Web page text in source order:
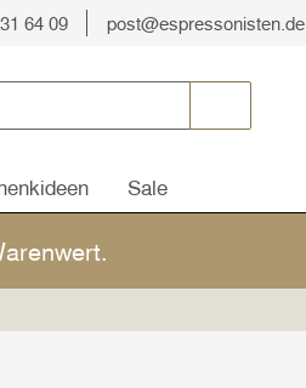
64 09 post@espressonisten.de
Sale